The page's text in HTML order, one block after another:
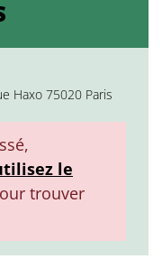
Haxo 75020 Paris
le
trouver